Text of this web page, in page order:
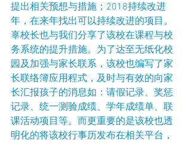
提出相关预想与措施；2018持续改进
年，在来年找出可以持续改进的项目。
辜校长也与我们分享了该校在课程与校
务系统的提升措施。为了达至无纸化校
园及加强与家长联系，该校也编写了家
长联络簿应用程式，及时与有效的向家
长汇报孩子的消息如：请假记录、奖惩
记录、统一测验成绩、学年成绩单、联
课活动项目等。而更重要的是该校也透
明化的将该校行事历发布在相关平台，